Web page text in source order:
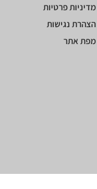
מדיניות פרטיות
הצהרת נגישות
מפת אתר